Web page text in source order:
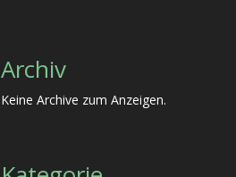
Archiv
Keine Archive zum Anzeigen.